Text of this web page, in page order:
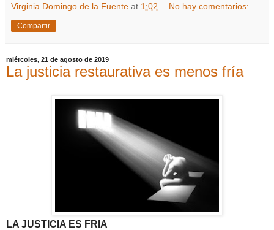
Virginia Domingo de la Fuente at 1:02 No hay comentarios:
Compartir
miércoles, 21 de agosto de 2019
La justicia restaurativa es menos fría
LA JUSTICIA ES FRIA